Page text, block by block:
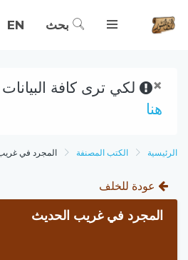
بحث EN
× لكي ترى كافة
هنا
الرئيسية الكتب المصنفة المجرد في
عودة للخلف
المجرد في غريب الحديث